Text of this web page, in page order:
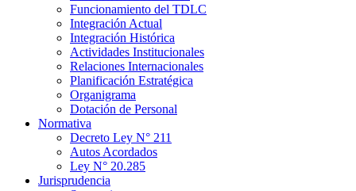
Funcionamiento del TDLC
Integración Actual
Integración Histórica
Actividades Institucionales
Relaciones Internacionales
Planificación Estratégica
Organigrama
Dotación de Personal
Normativa
Decreto Ley N° 211
Autos Acordados
Ley N° 20.285
Jurisprudencia